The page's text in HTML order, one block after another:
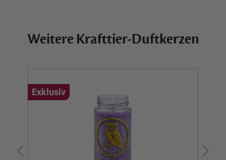
Weitere Krafttier-Duftkerzen
Exklusiv